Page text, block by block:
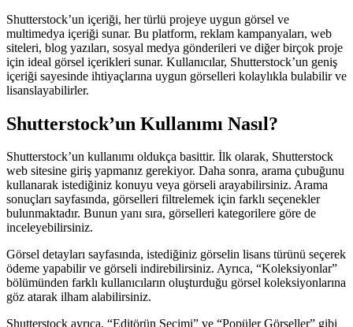
Shutterstock’un içeriği, her türlü projeye uygun görsel ve
multimedya içeriği sunar. Bu platform, reklam kampanyaları, web
siteleri, blog yazıları, sosyal medya gönderileri ve diğer birçok proje
için ideal görsel içerikleri sunar. Kullanıcılar, Shutterstock’un geniş
içeriği sayesinde ihtiyaçlarına uygun görselleri kolaylıkla bulabilir ve
lisanslayabilirler.
Shutterstock’un Kullanımı Nasıl?
Shutterstock’un kullanımı oldukça basittir. İlk olarak, Shutterstock
web sitesine giriş yapmanız gerekiyor. Daha sonra, arama çubuğunu
kullanarak istediğiniz konuyu veya görseli arayabilirsiniz. Arama
sonuçları sayfasında, görselleri filtrelemek için farklı seçenekler
bulunmaktadır. Bunun yanı sıra, görselleri kategorilere göre de
inceleyebilirsiniz.
Görsel detayları sayfasında, istediğiniz görselin lisans türünü seçerek
ödeme yapabilir ve görseli indirebilirsiniz. Ayrıca, “Koleksiyonlar”
bölümünden farklı kullanıcıların oluşturduğu görsel koleksiyonlarına
göz atarak ilham alabilirsiniz.
Shutterstock ayrıca, “Editörün Seçimi” ve “Popüler Görseller” gibi